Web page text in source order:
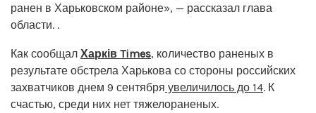
ранен в Харьковском районе», — рассказал глава
области. .
Как сообщал Харків Times, количество раненых в
результате обстрела Харькова со стороны российских
захватчиков днем ​​9 сентября увеличилось до 14. К
счастью, среди них нет тяжелораненых.